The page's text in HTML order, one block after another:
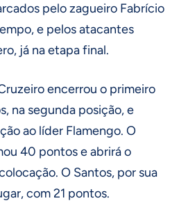
pelo zagueiro Fabrício
e pelos atacantes
já na etapa final.
encerrou o primeiro
na segunda posição, e
ao líder Flamengo. O
40 pontos e abrirá o
O Santos, por sua
com 21 pontos.